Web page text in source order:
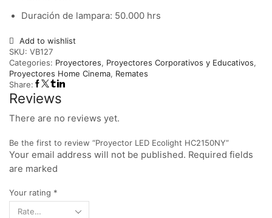
Duración de lampara: 50.000 hrs
Add to wishlist
SKU: VB127
Categories: Proyectores, Proyectores Corporativos y Educativos,
Proyectores Home Cinema, Remates
Share:
Reviews
There are no reviews yet.
Be the first to review “Proyector LED Ecolight HC2150NY”
Your email address will not be published. Required fields
are marked
Your rating *